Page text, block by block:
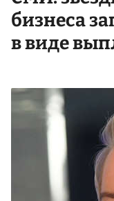
бизнеса
в виде